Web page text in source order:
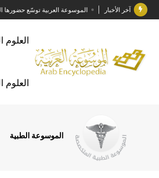
آخر الأخبار الموسوعة العربية توسّع حضورها
جائزة مجمع الملك سلمان العالمي للغة
الأستاذ إياد خالد الطباع مدير عام
السيد محمد ياسين صالح وزيرا
توصيات مجلس الإدارة
صدور المجلد السابع من موسوعة
العلوم
العلوم
الموسوعة الطبية